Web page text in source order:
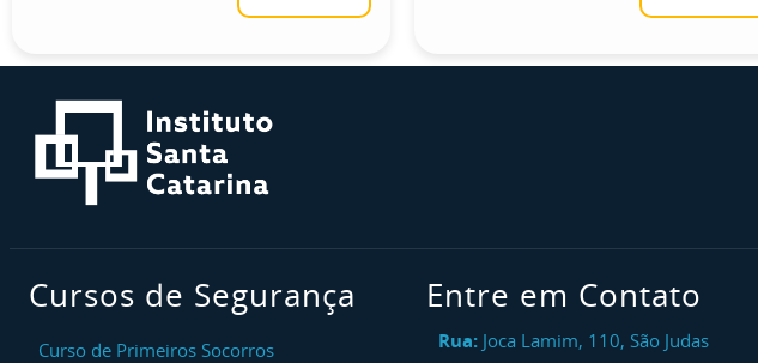
Cursos de Segurança
Curso de Primeiros Socorros
Entre em Contato
Rua: Joca Lamim, 110, São Judas